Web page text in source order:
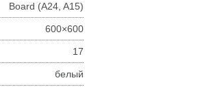
Board (A24, A15)
600×600
17
белый